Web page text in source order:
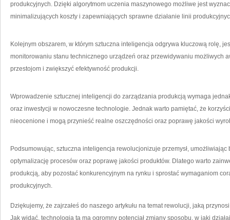
produkcyjnych. Dzięki algorytmom uczenia maszynowego możliwe jest
minimalizujących koszty‌ i zapewniających ‌sprawne działanie linii
Kolejnym obszarem, w którym sztuczna inteligencja odgrywa​ kluczową rolę,
monitorowaniu stanu technicznego urządzeń ⁣oraz przewidywaniu możliwych
przestojom i zwiększyć​ efektywność produkcji.
Wprowadzenie sztucznej inteligencji do zarządzania produkcją wymaga
oraz inwestycji w nowoczesne technologie. Jednak warto pamiętać, że
nieocenione i ​mogą przynieść realne oszczędności ‌oraz poprawę jakości
Podsumowując, sztuczna inteligencja rewolucjonizuje przemysł,
optymalizację procesów oraz ‌poprawę jakości produktów. Dlatego warto
produkcją, aby pozostać konkurencyjnym na rynku ⁢i sprostać wymaganiom
produkcyjnych.
Dziękujemy, że zajrzałeś do naszego artykułu na temat rewolucji, jaką
Jak‍ widać,‌ technologia ta ma ogromny potencjał ‍zmiany sposobu, w jaki‌